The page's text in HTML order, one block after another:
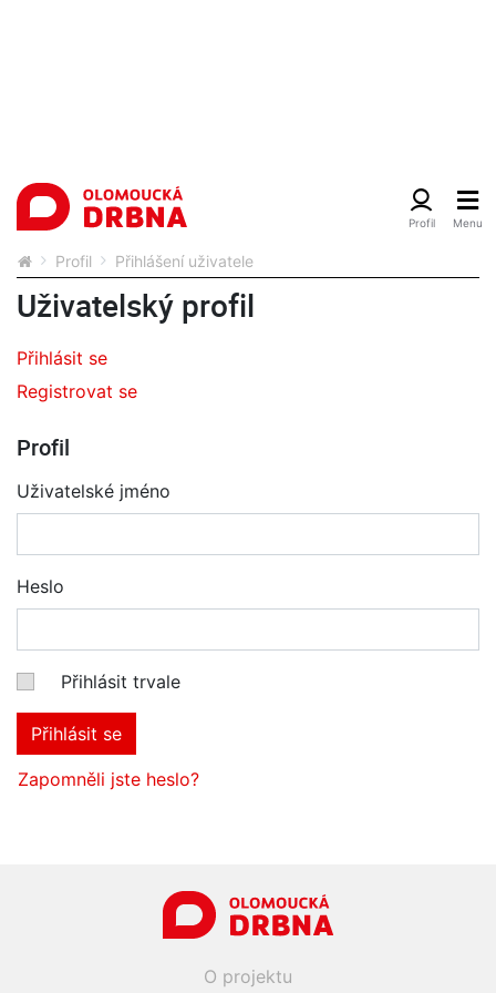
Profil Přihlášení uživatele
Uživatelský profil
Přihlásit se
Registrovat se
Profil
Uživatelské jméno
Heslo
Přihlásit trvale
Přihlásit se
Zapomněli jste heslo?
O projektu